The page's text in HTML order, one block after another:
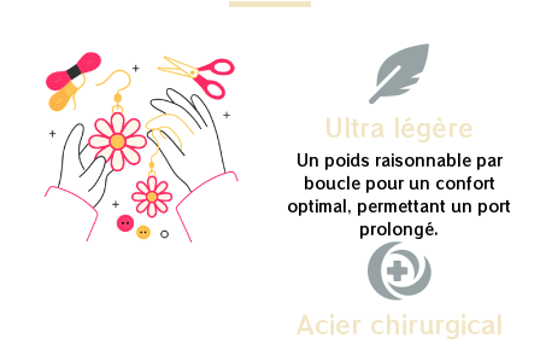
Ultra légère
Un poids raisonnable par
boucle pour un confort
optimal, permettant un port
prolongé.
Acier chirurgical